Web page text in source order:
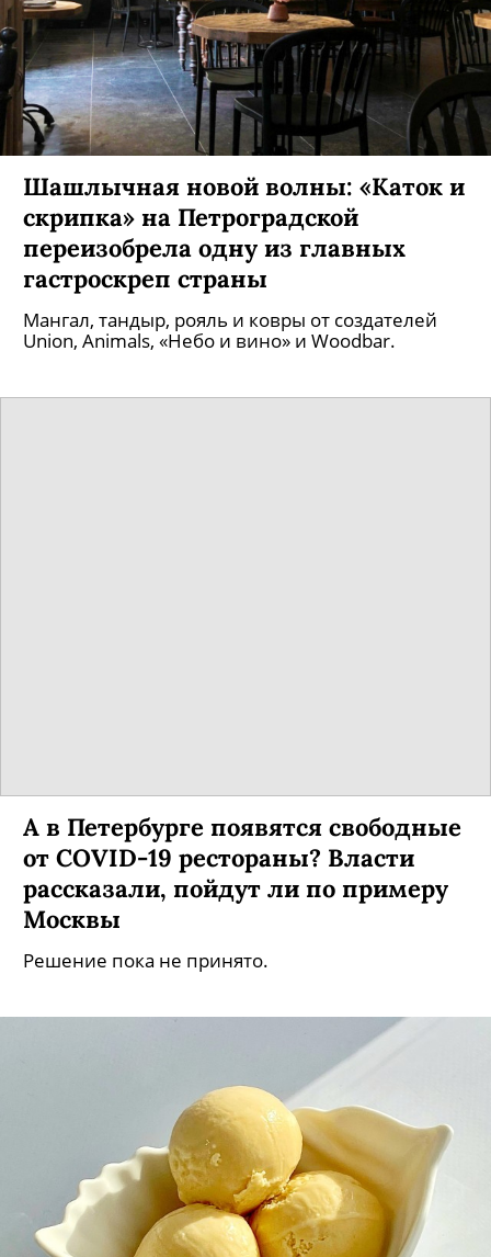
Шашлычная новой волны: «Каток и
скрипка» на Петроградской
переизобрела одну из главных
гастроскреп страны
Мангал, тандыр, рояль и ковры от создателей
А в Петербурге появятся свободные
от COVID-19 рестораны? Власти
рассказали, пойдут ли по примеру